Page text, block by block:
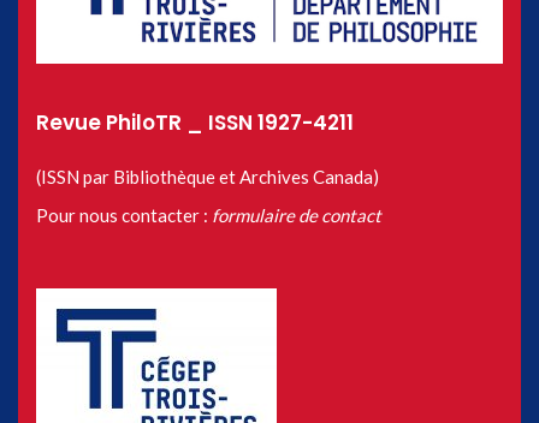
Revue PhiloTR _ ISSN 1927-4211
(ISSN par Bibliothèque et Archives Canada)
Pour nous contacter : formulaire de contact